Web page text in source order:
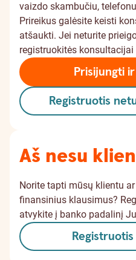
vaizdo skambučiu,
Prireikus galėsite keisti
atšaukti. Jei neturite
registruokitės
Prisijungti
Registruotis
Aš nesu
Norite tapti mūsų klientu
finansinius klausimus?
atvykite į banko padalinį